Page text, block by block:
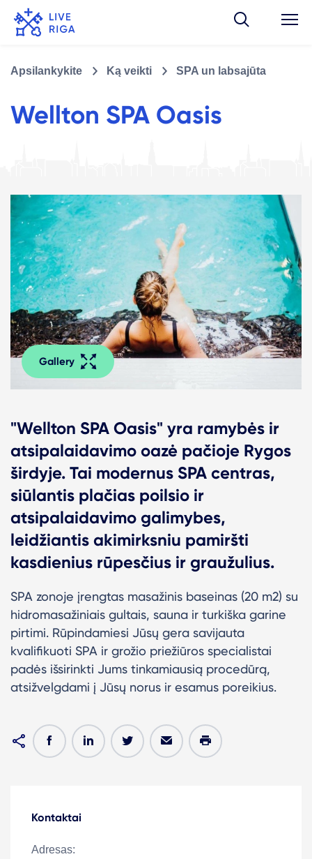
Apsilankykite Ką veikti SPA un labsajūta
Wellton SPA Oasis
Gallery
"Wellton SPA Oasis" yra ramybės ir
atsipalaidavimo oazė pačioje Rygos
širdyje. Tai modernus SPA centras,
siūlantis plačias poilsio ir
atsipalaidavimo galimybes,
leidžiantis akimirksniu pamiršti
kasdienius rūpesčius ir graužulius.
SPA zonoje įrengtas masažinis baseinas (20 m2) su
hidromasažiniais gultais, sauna ir turkiška garine
pirtimi. Rūpindamiesi Jūsų gera savijauta
kvalifikuoti SPA ir grožio priežiūros specialistai
padės išsirinkti Jums tinkamiausią procedūrą,
atsižvelgdami į Jūsų norus ir esamus poreikius.
Kontaktai
Adresas: